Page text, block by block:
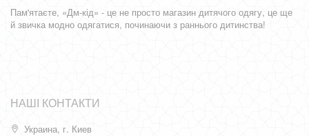
Пам'ятаєте, «Дм-кід» - це не просто магазин дитячого одягу, це ще
й звичка модно одягатися, починаючи з раннього дитинства!
НАШІ КОНТАКТИ
Украина, г. Киев